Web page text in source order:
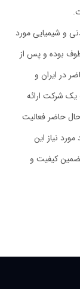
و شیمیایی مورد
بوده و پس از
در ایران و
یک شرکت ارائه
حاضر فعالیت
نیاز این
کیفیت و